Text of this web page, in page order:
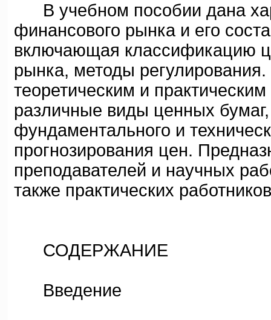
В учебном пособии дана
финансового рынка и его
включающая классификацию
рынка, методы
теоретическим и
различные виды ценных
фундаментального и
прогнозирования цен.
преподавателей и научных
также практических
СОДЕРЖАНИЕ
Введение